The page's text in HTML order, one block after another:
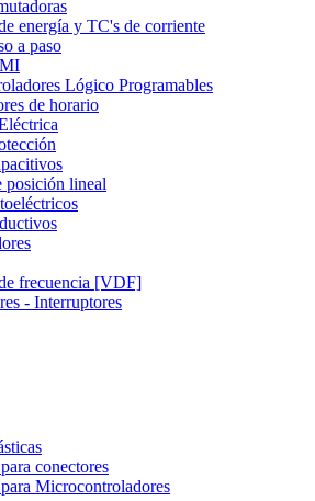
energía y TC's de corriente
a paso
Lógico Programables
de horario
posición lineal
frecuencia [VDF]
- Interruptores
conectores
Microcontroladores